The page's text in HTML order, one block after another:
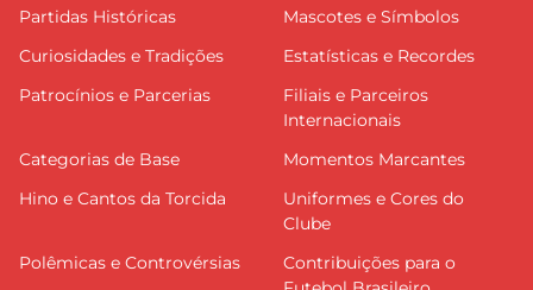
Partidas Históricas
Mascotes e Símbolos
Curiosidades e Tradições
Estatísticas e Recordes
Patrocínios e Parcerias
Filiais e Parceiros
Internacionais
Categorias de Base
Momentos Marcantes
Hino e Cantos da Torcida
Uniformes e Cores do
Clube
Polêmicas e Controvérsias
Contribuições para o